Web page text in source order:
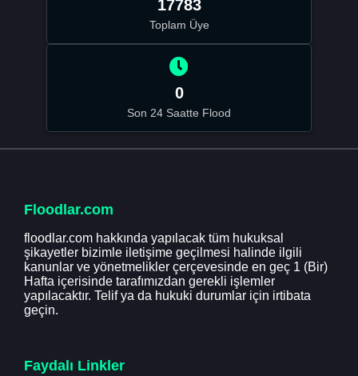
17783
Toplam Üye
0
Son 24 Saatte Flood
Floodlar.com
floodlar.com hakkında yapılacak tüm hukuksal
şikayetler bizimle iletişime geçilmesi halinde ilgili
kanunlar ve yönetmelikler çerçevesinde en geç 1 (Bir)
Hafta içerisinde tarafımızdan gerekli işlemler
yapılacaktır. Telif ya da hukuki durumlar için irtibata
geçin.
Faydalı Linkler